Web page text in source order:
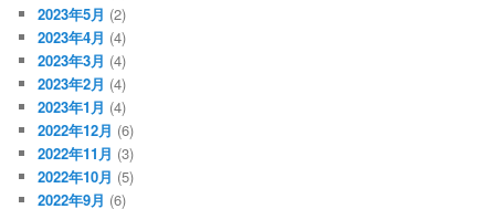
2023年5月 (2)
2023年4月 (4)
2023年3月 (4)
2023年2月 (4)
2023年1月 (4)
2022年12月 (6)
2022年11月 (3)
2022年10月 (5)
2022年9月 (6)